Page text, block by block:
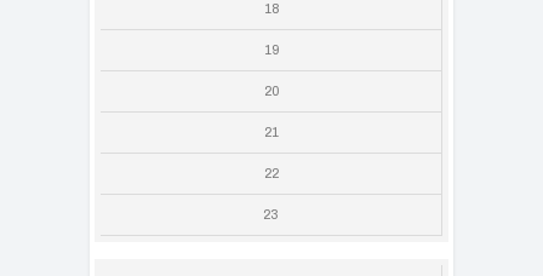
18
19
20
21
22
23